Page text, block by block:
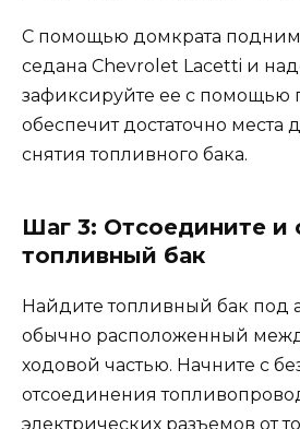
С помощью домкрата
седана Chevrolet Lacetti и
зафиксируйте ее с помощью
обеспечит достаточно места
снятия топливного бака.
Шаг 3: Отсоедините и
топливный бак
Найдите топливный бак под
обычно расположенный
ходовой частью. Начните с
отсоединения
электрических разъемов от